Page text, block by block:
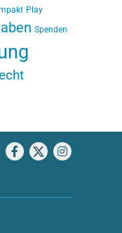
Play
Spenden
Facebook
X Instagram